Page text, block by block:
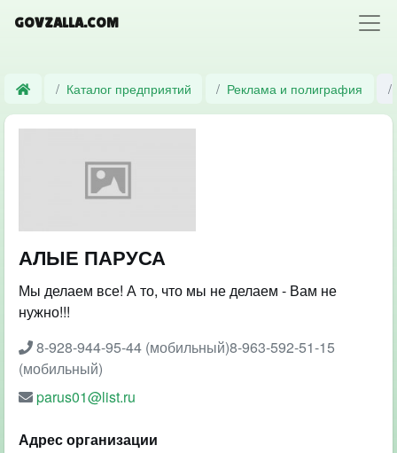
GOVZALLA.COM
Каталог предприятий Реклама и полиграфия
АЛЫЕ ПАРУСА
Мы делаем все! А то, что мы не делаем - Вам не
нужно!!!
8-928-944-95-44 (мобильный)8-963-592-51-15
(мобильный)
parus01@list.ru
Адрес организации